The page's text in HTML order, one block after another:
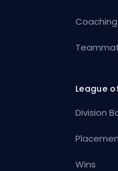
Coaching
League
Division
Wins